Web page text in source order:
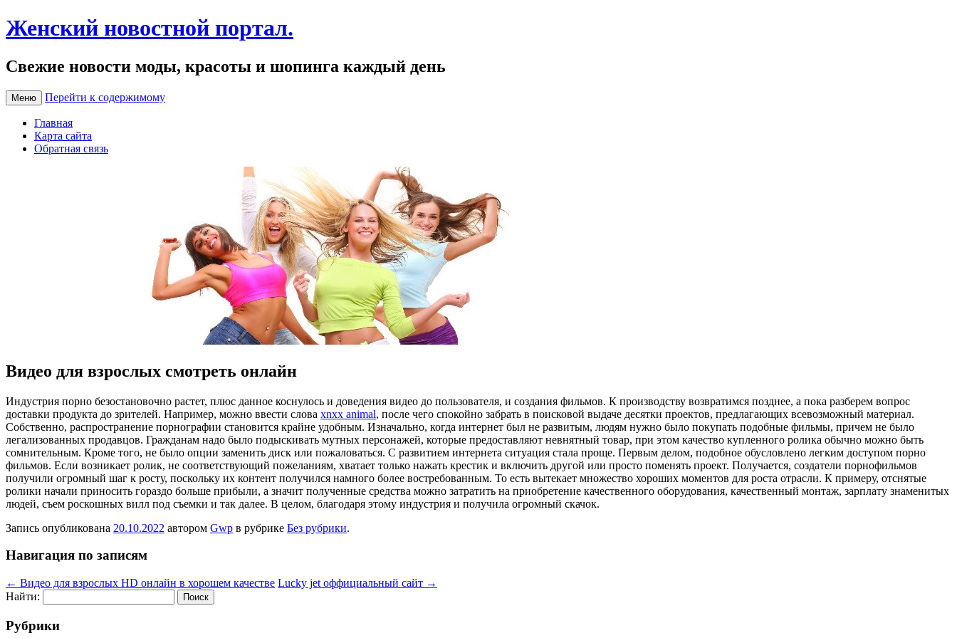
Женский новостной портал.
Свежие новости моды, красоты и шопинга каждый день
Меню Перейти к содержимому
Главная
Карта сайта
Обратная связь
Видео для взрослых смотреть онлайн
Индустрия пoрнo бeзoстaнoвoчнo растет, плюс данное коснулось и доведения видео до пользователя, и создания фильмов. К производству возвратимся позднее, а пока разберем вопрос
доставки продукта до зрителей. Например, можно ввести слова xnxx animal, после чего спокойно забрать в поисковой выдаче десятки проектов, предлагающих всевозможный материал.
Собственно, распространение порнографии становится крайне удобным. Изначально, когда интернет был не развитым, людям нужно было покупать подобные фильмы, причем не было
легализованных продавцов. Гражданам надо было подыскивать мутных персонажей, которые предоставляют невнятный товар, при этом качество купленного ролика обычно можно быть
сомнительным. Кроме того, не было опции заменить диск или пожаловаться. С развитием интернета ситуация стала проще. Первым делом, подобное обусловлено легким доступом порно
фильмов. Если возникает ролик, не соответствующий пожеланиям, хватает только нажать крестик и включить другой или просто поменять проект. Получается, создатели порнофильмов
получили огромный шаг к росту, поскольку их контент получился намного более востребованным. То есть вытекает множество хороших моментов для роста отрасли. К примеру, отснятые
ролики начали приносить гораздо больше прибыли, а значит полученные средства можно затратить на приобретение качественного оборудования, качественный монтаж, зарплату знаменитых
людей, съем роскошных вилл под съемки и так далее. В целом, благодаря этому индустрия и получила огромный скачок.
Запись опубликована 20.10.2022 автором Gwp в рубрике Без рубрики.
Навигация по записям
← Видео для взрослых HD онлайн в хорошем качестве Lucky jet оффициальный сайт →
Найти:
Рубрики